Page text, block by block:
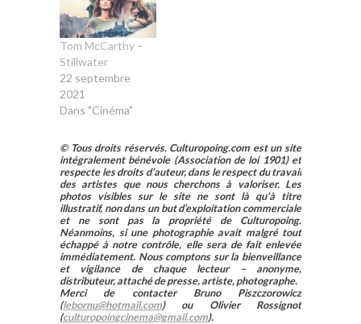
Tom McCarthy –
Stillwater
22 septembre
2021
Dans "Cinéma"
© Tous droits réservés. Culturopoing.com est un site
intégralement bénévole (Association de loi 1901) et
respecte les droits d’auteur, dans le respect du travail
des artistes que nous cherchons à valoriser. Les
photos visibles sur le site ne sont là qu’à titre
illustratif, non dans un but d’exploitation commerciale
et ne sont pas la propriété de Culturopoing.
Néanmoins, si une photographie avait malgré tout
échappé à notre contrôle, elle sera de fait enlevée
immédiatement. Nous comptons sur la bienveillance
et vigilance de chaque lecteur – anonyme,
distributeur, attaché de presse, artiste, photographe.
Merci de contacter Bruno Piszczorowicz
(lebornu@hotmail.com) ou Olivier Rossignot
(culturopoingcinema@gmail.com).